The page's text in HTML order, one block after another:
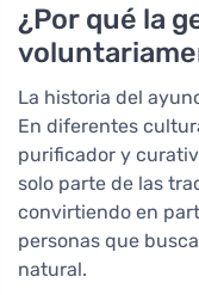
¿Por qué la
La historia del
En diferentes
purificador y
solo parte de las
convirtiendo en
personas que
natural.